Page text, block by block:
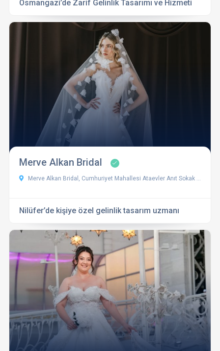
Osmangazi’de Zarif Gelinlik Tasarımı ve Hizmeti
Merve Alkan Bridal
Merve Alkan Bridal, Cumhuriyet Mahallesi Ataevler Anıt Sokak Efeler Sitesi No:19, 16130 Nilüfer/Bursa, Türkiye
Nilüfer’de kişiye özel gelinlik tasarım uzmanı